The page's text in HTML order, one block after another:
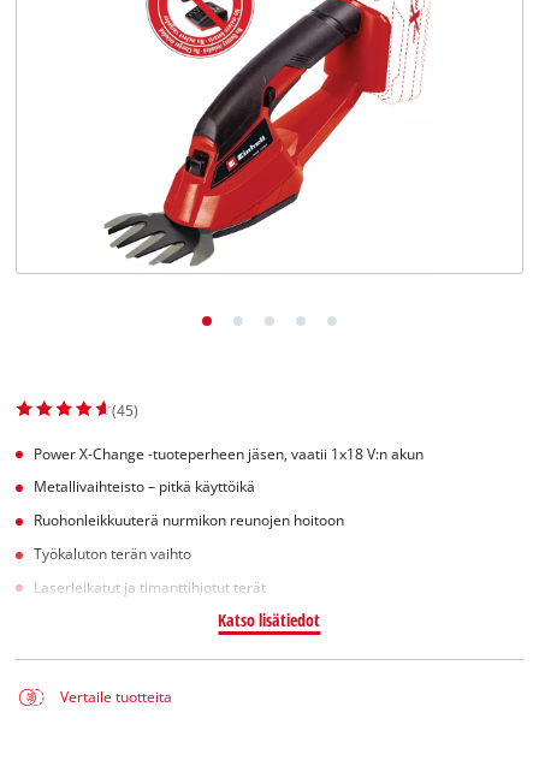
(45)
Power X-Change -tuoteperheen jäsen, vaatii 1x18 V:n akun
Metallivaihteisto – pitkä käyttöikä
Ruohonleikkuuterä nurmikon reunojen hoitoon
Työkaluton terän vaihto
Laserleikatut ja timanttihiotut terät
Katso lisätiedot
Vertaile tuotteita